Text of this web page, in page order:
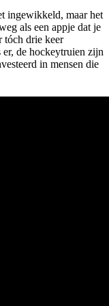
ingewikkeld, maar het
als een appje dat je
tóch drie keer
er, de hockeytruien zijn
in mensen die